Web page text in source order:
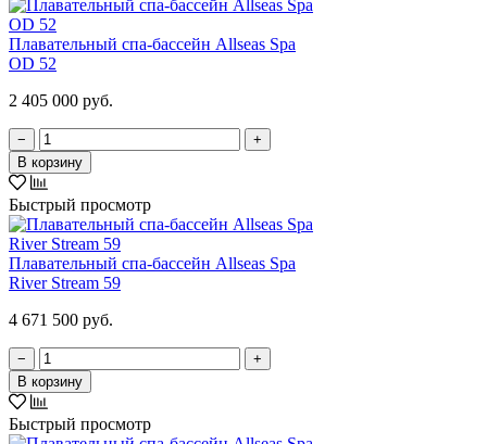
Плавательный спа-бассейн Allseas Spa
OD 52
2 405 000 руб.
−
+
В корзину
Быстрый просмотр
Плавательный спа-бассейн Allseas Spa
River Stream 59
4 671 500 руб.
−
+
В корзину
Быстрый просмотр